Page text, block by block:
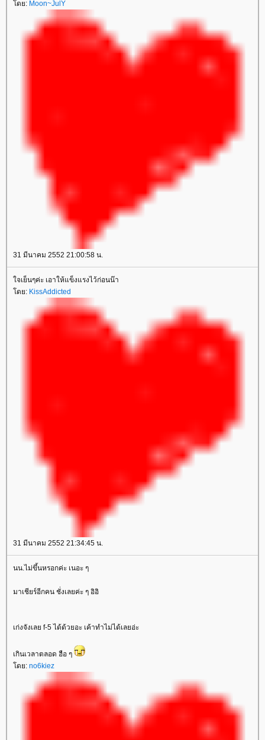
ดย: Moon~JulY
31 มีนาคม 2552 21:00:58 น.
จเย็นๆค่ะ เอาให้แข็งแรงไว้ก่อนน๊า
ดย: KissAddicted
31 มีนาคม 2552 21:34:45 น.
นน.ไม่ขึ้นหรอกค่ะ เนอะ ๆ
มาเชียร์อีกคน ชั่งเลยค่ะ ๆ อิอิ
เก่งจังเลย f-5 ได้ด้วยอะ เค้าทำไม่ได้เลยอ่ะ
เกินเวลาตลอด ฮือ ๆ
ดย: no6kiez